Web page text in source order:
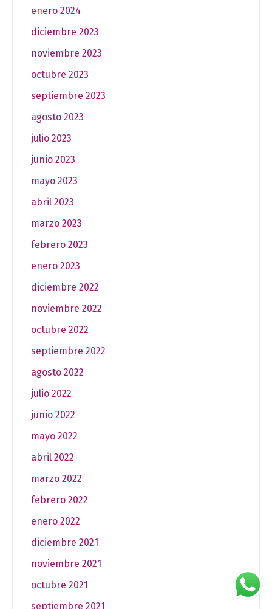
enero 2024
diciembre 2023
noviembre 2023
octubre 2023
septiembre 2023
agosto 2023
julio 2023
junio 2023
mayo 2023
abril 2023
marzo 2023
febrero 2023
enero 2023
diciembre 2022
noviembre 2022
octubre 2022
septiembre 2022
agosto 2022
julio 2022
junio 2022
mayo 2022
abril 2022
marzo 2022
febrero 2022
enero 2022
diciembre 2021
noviembre 2021
octubre 2021
septiembre 2021